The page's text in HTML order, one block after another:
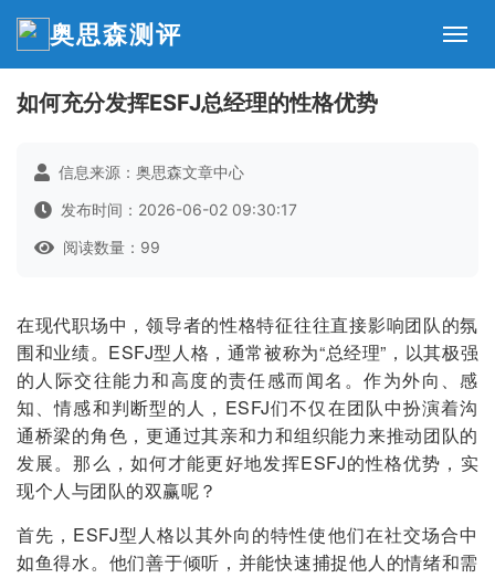
奥思森测评
如何充分发挥ESFJ总经理的性格优势
信息来源：奥思森文章中心
发布时间：2026-06-02 09:30:17
阅读数量：99
在现代职场中，领导者的性格特征往往直接影响团队的氛
围和业绩。ESFJ型人格，通常被称为“总经理”，以其极强
的人际交往能力和高度的责任感而闻名。作为外向、感
知、情感和判断型的人，ESFJ们不仅在团队中扮演着沟
通桥梁的角色，更通过其亲和力和组织能力来推动团队的
发展。那么，如何才能更好地发挥ESFJ的性格优势，实
现个人与团队的双赢呢？
首先，ESFJ型人格以其外向的特性使他们在社交场合中
如鱼得水。他们善于倾听，并能快速捕捉他人的情绪和需